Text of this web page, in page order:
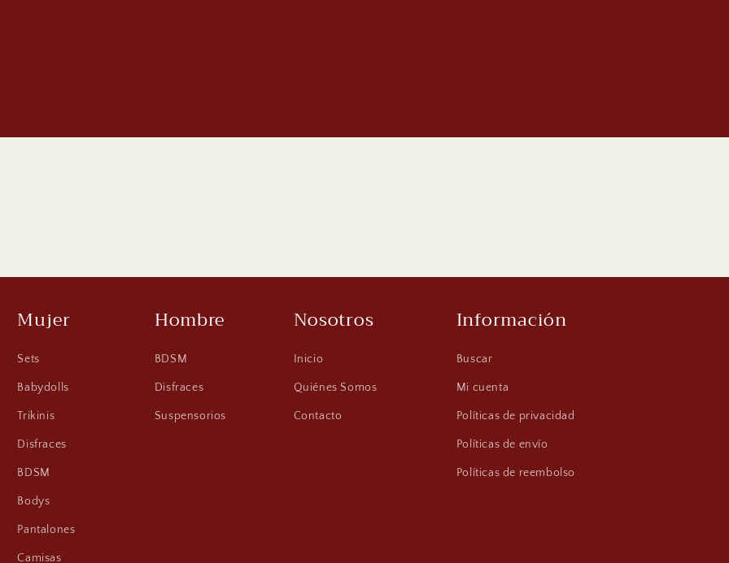
Mujer
Sets
Babydolls
Trikinis
Disfraces
BDSM
Bodys
Pantalones
Camisas
Hombre
BDSM
Disfraces
Suspensorios
Nosotros
Inicio
Quiénes Somos
Contacto
Información
Buscar
Mi cuenta
Políticas de privacidad
Políticas de envío
Políticas de reembolso